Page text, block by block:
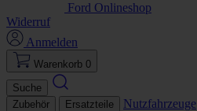
Ford Onlineshop
Widerruf
Anmelden
Warenkorb 0
Suche
Zubehör
Ersatzteile Nutzfahrzeuge